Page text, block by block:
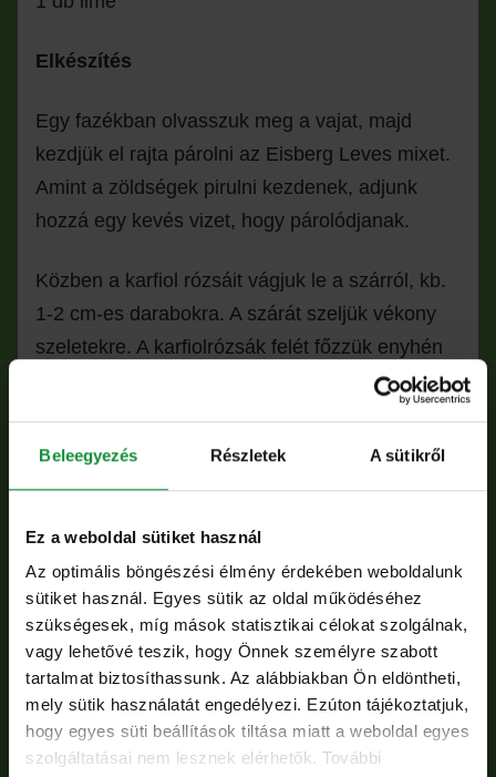
Beleegyezés Részletek A sütikről
Ez a weboldal sütiket használ
Az optimális böngészési élmény érdekében weboldalunk
sütiket használ. Egyes sütik az oldal működéséhez
szükségesek, míg mások statisztikai célokat szolgálnak,
vagy lehetővé teszik, hogy Önnek személyre szabott
tartalmat biztosíthassunk. Az alábbiakban Ön eldöntheti,
mely sütik használatát engedélyezi. Ezúton tájékoztatjuk,
hogy egyes süti beállítások tiltása miatt a weboldal egyes
szolgáltatásai nem lesznek elérhetők. További
Elkészítés
Egy fazékban olvasszuk meg a vajat, majd
kezdjük el rajta párolni az Eisberg Leves mixet.
Amint a zöldségek pirulni kezdenek, adjunk
hozzá egy kevés vizet, hogy párolódjanak.
Közben a karfiol rózsáit vágjuk le a szárról, kb.
1-2 cm-es darabokra. A szárát szeljük vékony
szeletekre. A karfiolrózsák felét főzzük enyhén
sós, forrásban lévő vízben 40 másodpercig,
Végül ismét szűrjük le.
és annyi vízzel öntsük fel, hogy éppen ellepje.
Főzzük puhára, közben ízesítsük kurkumával és
sóval.
Amikor a zöldségek megpuhultak, alaposan
turmixoljuk simára. Az így kapott krémes alapot
öntsük vissza a fazékba, adjunk hozzá néhány
deci vizet és tejszínt, hogy a leves állaga